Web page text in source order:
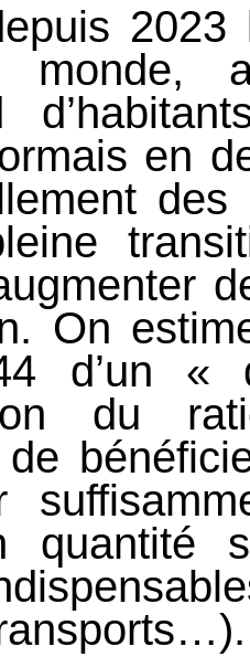
monde,
en
des
On
d’un «
du
quantité